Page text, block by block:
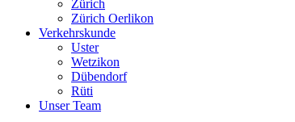
Zürich
Zürich Oerlikon
Verkehrskunde
Uster
Wetzikon
Dübendorf
Rüti
Unser Team